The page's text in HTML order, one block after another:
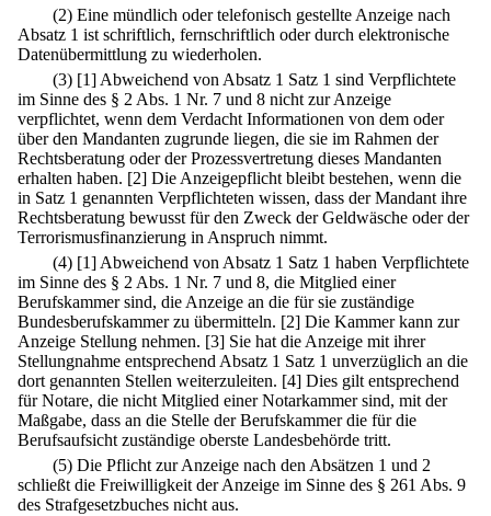
(2) Eine mündlich oder telefonisch gestellte Anzeige nach
Absatz 1 ist schriftlich, fernschriftlich oder durch elektronische
Datenübermittlung zu wiederholen.
(3) [1] Abweichend von Absatz 1 Satz 1 sind Verpflichtete
im Sinne des § 2 Abs. 1 Nr. 7 und 8 nicht zur Anzeige
verpflichtet, wenn dem Verdacht Informationen von dem oder
über den Mandanten zugrunde liegen, die sie im Rahmen der
Rechtsberatung oder der Prozessvertretung dieses Mandanten
erhalten haben. [2] Die Anzeigepflicht bleibt bestehen, wenn die
in Satz 1 genannten Verpflichteten wissen, dass der Mandant ihre
Rechtsberatung bewusst für den Zweck der Geldwäsche oder der
Terrorismusfinanzierung in Anspruch nimmt.
(4) [1] Abweichend von Absatz 1 Satz 1 haben Verpflichtete
im Sinne des § 2 Abs. 1 Nr. 7 und 8, die Mitglied einer
Berufskammer sind, die Anzeige an die für sie zuständige
Bundesberufskammer zu übermitteln. [2] Die Kammer kann zur
Anzeige Stellung nehmen. [3] Sie hat die Anzeige mit ihrer
Stellungnahme entsprechend Absatz 1 Satz 1 unverzüglich an die
dort genannten Stellen weiterzuleiten. [4] Dies gilt entsprechend
für Notare, die nicht Mitglied einer Notarkammer sind, mit der
Maßgabe, dass an die Stelle der Berufskammer die für die
Berufsaufsicht zuständige oberste Landesbehörde tritt.
(5) Die Pflicht zur Anzeige nach den Absätzen 1 und 2
schließt die Freiwilligkeit der Anzeige im Sinne des § 261 Abs. 9
des Strafgesetzbuches nicht aus.